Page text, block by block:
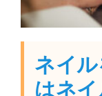
ネイ
はネ